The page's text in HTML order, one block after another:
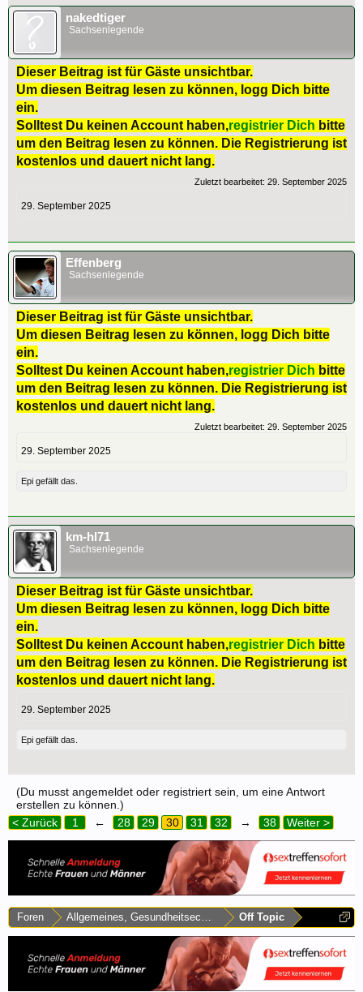
nakedtiger
Sachsenlegende
Dieser Beitrag ist für Gäste unsichtbar.
Um diesen Beitrag lesen zu können, logg Dich bitte
ein.
Solltest Du keinen Account haben,registrier Dich bitte
um den Beitrag lesen zu können. Die Registrierung ist
kostenlos und dauert nicht lang.
Zuletzt bearbeitet: 29. September 2025
29. September 2025
Effenberg
Sachsenlegende
Dieser Beitrag ist für Gäste unsichtbar.
Um diesen Beitrag lesen zu können, logg Dich bitte
ein.
Solltest Du keinen Account haben,registrier Dich bitte
um den Beitrag lesen zu können. Die Registrierung ist
kostenlos und dauert nicht lang.
Zuletzt bearbeitet: 29. September 2025
29. September 2025
Epi gefällt das.
km-hl71
Sachsenlegende
Dieser Beitrag ist für Gäste unsichtbar.
Um diesen Beitrag lesen zu können, logg Dich bitte
ein.
Solltest Du keinen Account haben,registrier Dich bitte
um den Beitrag lesen zu können. Die Registrierung ist
kostenlos und dauert nicht lang.
29. September 2025
Epi gefällt das.
(Du musst angemeldet oder registriert sein, um eine Antwort
erstellen zu können.)
< Zurück
1 ← 28 29 30 31 32 → 38 Weiter >
Foren Allgemeines, Gesundheitsecke & Umfragen
Off Topic